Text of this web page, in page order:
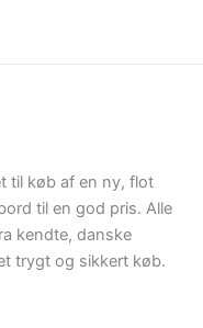
til køb af en ny, flot
til en god pris. Alle
kendte, danske
trygt og sikkert køb.